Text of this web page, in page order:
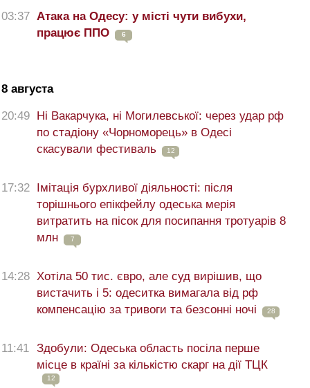
03:37 Атака на Одесу: у місті чути вибухи,
працює ППО
6
8 августа
20:49 Ні Вакарчука, ні Могилевської: через удар рф
по стадіону «Чорноморець» в Одесі
скасували фестиваль
12
17:32 Імітація бурхливої діяльності: після
торішнього епікфейлу одеська мерія
витратить на пісок для посипання тротуарів 8
млн
7
14:28 Хотіла 50 тис. євро, але суд вирішив, що
вистачить і 5: одеситка вимагала від рф
компенсацію за тривоги та безсонні ночі
28
11:41
Здобули: Одеська область посіла перше
місце в країні за кількістю скарг на дії ТЦК
12